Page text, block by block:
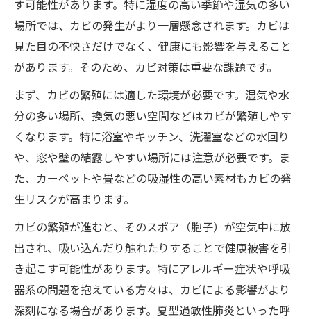
す可能性があります。特に湿度の高い季節や湿気の多い
場所では、カビの発生がより一層懸念されます。カビは
見た目の不快さだけでなく、健康にも影響を与えること
があります。そのため、カビ対策は重要な課題です。
まず、カビの繁殖には適した環境が必要です。湿気や水
分の多い場所、換気の悪い空間などはカビが繁殖しやす
くなります。特に浴室やキッチン、洗濯室などの水回り
や、窓や壁の結露しやすい場所には注意が必要です。ま
た、カーペットや畳などの吸湿性の高い素材もカビの発
生リスクが高まります。
カビの繁殖が進むと、そのスポア（胞子）が空気中に放
出され、吸い込んだり触れたりすることで健康被害を引
き起こす可能性があります。特にアレルギー症状や呼吸
器系の問題を抱えている方々は、カビによる影響がより
深刻になる場合があります。夏型過敏性肺炎といった呼